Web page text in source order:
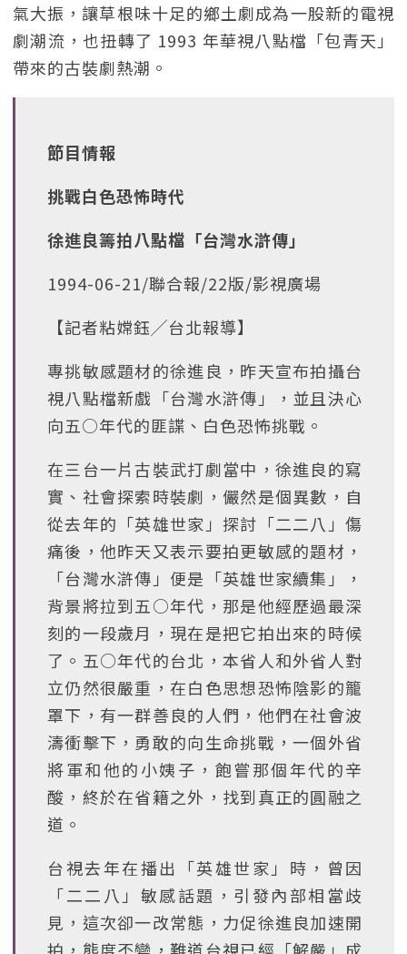
氣大振，讓草根味十足的鄉土劇成為一股新的電視
劇潮流，也扭轉了 1993 年華視八點檔「包青天」
帶來的古裝劇熱潮。
節目情報
挑戰白色恐怖時代
徐進良籌拍八點檔「台灣水滸傳」
1994-06-21/聯合報/22版/影視廣場
【記者粘嫦鈺╱台北報導】
專挑敏感題材的徐進良，昨天宣布拍攝台
視八點檔新戲「台灣水滸傳」，並且決心
向五○年代的匪諜、白色恐怖挑戰。
在三台一片古裝武打劇當中，徐進良的寫
實、社會探索時裝劇，儼然是個異數，自
從去年的「英雄世家」探討「二二八」傷
痛後，他昨天又表示要拍更敏感的題材，
「台灣水滸傳」便是「英雄世家續集」，
背景將拉到五○年代，那是他經歷過最深
刻的一段歲月，現在是把它拍出來的時候
了。五○年代的台北，本省人和外省人對
立仍然很嚴重，在白色思想恐怖陰影的籠
罩下，有一群善良的人們，他們在社會波
濤衝擊下，勇敢的向生命挑戰，一個外省
將軍和他的小姨子，飽嘗那個年代的辛
酸，終於在省籍之外，找到真正的圓融之
道。
台視去年在播出「英雄世家」時，曾因
「二二八」敏感話題，引發內部相當歧
見，這次卻一改常態，力促徐進良加速開